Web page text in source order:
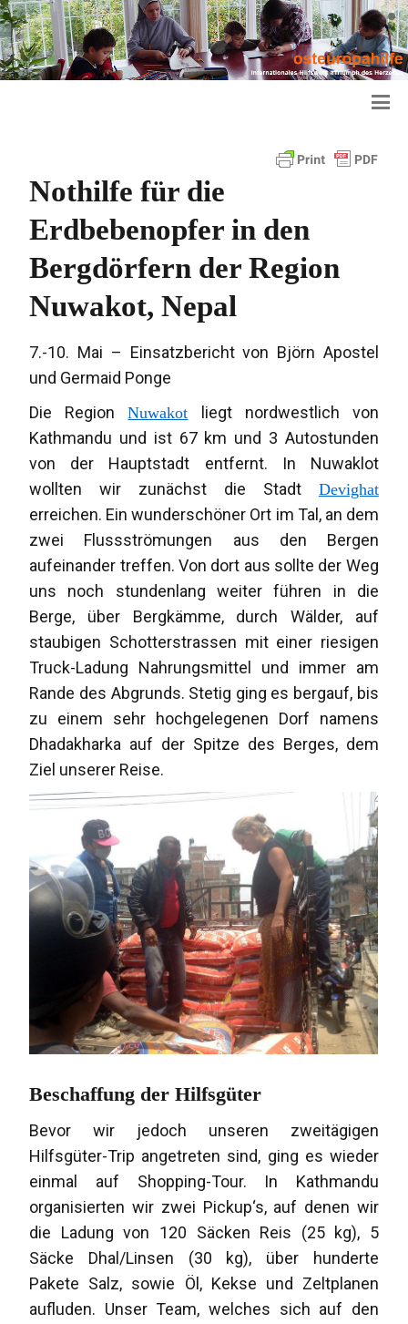
Nothilfe für die
Erdbebenopfer in den
Bergdörfern der Region
Nuwakot, Nepal
7.-10. Mai – Einsatzbericht von Björn Apostel
und Germaid Ponge
Die RegionNuwakot liegt nordwestlich von
Kathmandu und ist 67 km und 3 Autostunden
von der Hauptstadt entfernt. In Nuwaklot
wollten wir zunächst die Stadt Devighat
erreichen. Ein wunderschöner Ort im Tal, an dem
zwei Flussströmungen aus den Bergen
aufeinander treffen. Von dort aus sollte der Weg
uns noch stundenlang weiter führen in die
Berge, über Bergkämme, durch Wälder, auf
staubigen Schotterstrassen mit einer riesigen
Truck-Ladung Nahrungsmittel und immer am
Rande des Abgrunds. Stetig ging es bergauf, bis
zu einem sehr hochgelegenen Dorf namens
Dhadakharka auf der Spitze des Berges, dem
Ziel unserer Reise.
Beschaffung der Hilfsgüter
Bevor wir jedoch unseren zweitägigen
Hilfsgüter-Trip angetreten sind, ging es wieder
einmal auf Shopping-Tour. In Kathmandu
organisierten wir zwei Pickup‘s, auf denen wir
die Ladung von 120 Säcken Reis (25 kg), 5
Säcke Dhal/Linsen (30 kg), über hunderte
Pakete Salz, sowie Öl, Kekse und Zeltplanen
aufluden. Unser Team, welches sich auf den